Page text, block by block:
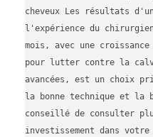
cheveux Les résultats
l'expérience du
mois, avec une
pour lutter contre la
avancées, est un choix
la bonne technique et
conseillé de consulter
investissement dans